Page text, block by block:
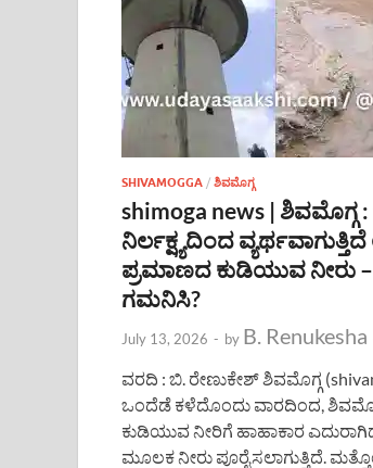
SHIVAMOGGA / ಶಿವಮೊಗ್ಗ
shimoga news |
ನಿರ್ಲಕ್ಷ್ಯದಿಂದ
ಪ್ರಮಾಣದ ಕುಡಿಯುವ ನೀರು
ಗಮನಿಸಿ?
July 13, 2026 - by B. Renukesha
ವರದಿ : ಬಿ. ರೇಣುಕೇಶ್ ಶಿವಮೊಗ್ಗ
ಒಂದೆಡೆ ಕಳೆದೊಂದು ವಾರದಿಂದ,
ಕುಡಿಯುವ ನೀರಿಗೆ ಹಾಹಾಕಾರ
ಮೂಲಕ ನೀರು ಪೂರೈಸಲಾಗುತ್ತಿದೆ.